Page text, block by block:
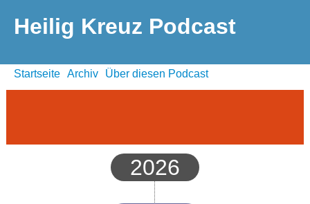
Heilig Kreuz Podcast
Startseite Archiv Über diesen Podcast
2026